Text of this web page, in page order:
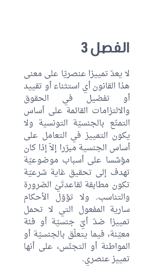
الفصل 3
لا يعدّ تمييزا عنصريّا على معنى
هذا القانون أي استثناء أو تقييد
أو تفضيل في الحقوق
والالتزامات القائمة على أساس
التمتّع بالجنسيّة التونسية ولا
يكون التمييز في التعامل على
أساس الجنسية مبرّرا إلاّ إذا كان
مؤسَّسا على أسباب موضوعيّة
تهدف إلى تحقيق غاية شرعيّة
تكون مطابقة لقاعدتَيْ الضرورة
والتناسب. ولا تؤوّل الأحكام
سارية المفعول التي لا تحمل
تمييزا ضدّ أيّ جنسيّة أو فئة
معيّنة، فيما يتعلّق بالجنسيّة أو
المواطنة أو التجنّس، على أنها
تمييز عنصري.